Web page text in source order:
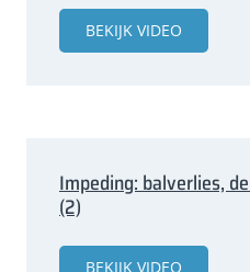
BEKIJK VIDEO
Impeding: balverlies,
(2)
BEKIJK VIDEO